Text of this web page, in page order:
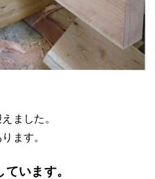
ました。
ます。
います。